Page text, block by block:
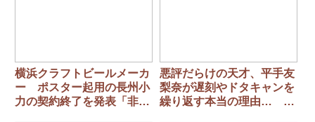
横浜クラフトビールメーカ
ー ポスター起用の長州小
力の契約終了を発表「非常
悪評だらけの天才、平手友
梨奈が遅刻やドタキャンを
繰り返す本当の理由… 欅